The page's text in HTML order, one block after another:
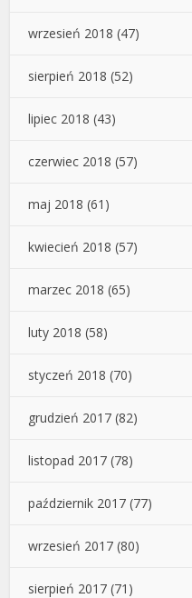
wrzesień 2018 (47)
sierpień 2018 (52)
lipiec 2018 (43)
czerwiec 2018 (57)
maj 2018 (61)
kwiecień 2018 (57)
marzec 2018 (65)
luty 2018 (58)
styczeń 2018 (70)
grudzień 2017 (82)
listopad 2017 (78)
październik 2017 (77)
wrzesień 2017 (80)
sierpień 2017 (71)